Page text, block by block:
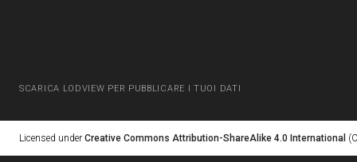
SCARICA LODVIEW PER PUBBLICARE I TUOI DATI
Licensed under Creative Commons Attribution-ShareAlike 4.0 International